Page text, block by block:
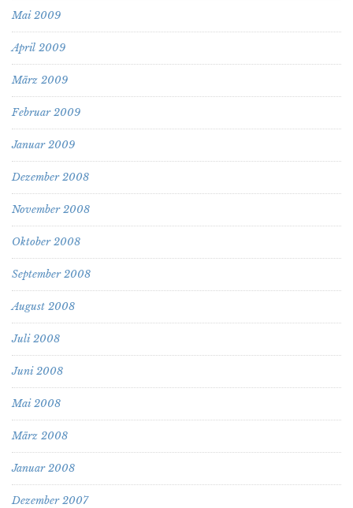
Mai 2009
April 2009
März 2009
Februar 2009
Januar 2009
Dezember 2008
November 2008
Oktober 2008
September 2008
August 2008
Juli 2008
Juni 2008
Mai 2008
März 2008
Januar 2008
Dezember 2007